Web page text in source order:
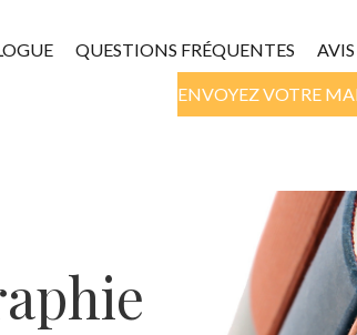
QUESTIONS FRÉQUENTES
ENVOYEZ VOTRE